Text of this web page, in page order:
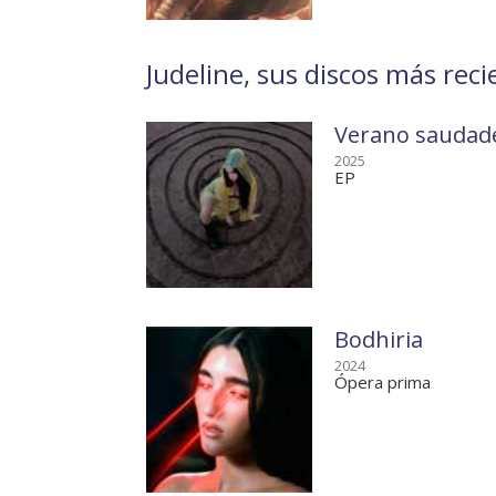
Judeline, sus discos más
Verano
2025
EP
Bodhiria
2024
Ópera prima